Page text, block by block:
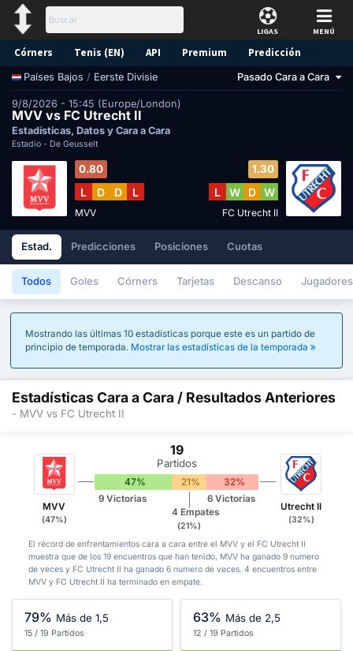
LIGAS MENÚ
Córners Tenis (EN) API Premium Predicción
Países Bajos / Eerste Divisie Pasado Cara a Cara
9/8/2026 - 15:45 (Europe/London)
MVV vs FC Utrecht II
Estadísticas, Datos y Cara a Cara
Estadio - De Geusselt
0.80
L D D L
MVV
1.30
L W D W
FC Utrecht II
Estad. Predicciones Posiciones Cuotas
Todos Goles Córners Tarjetas Descanso Jugadores
Mostrando las últimas 10 estadísticas porque este es un partido de
principio de temporada. Mostrar las estadísticas de la temporada
Estadísticas Cara a Cara / Resultados Anteriores
- MVV vs FC Utrecht II
MVV
(47%)
19
Partidos
47% 21% 32%
9 Victorias
4 Empates
(21%)
6 Victorias
Utrecht II
(32%)
El récord de enfrentamientos cara a cara entre el MVV y el FC Utrecht II
muestra que de los 19 encuentros que han tenido, MVV ha ganado 9 numero
de veces y FC Utrecht II ha ganado 6 numero de veces. 4 encuentros entre
MVV y FC Utrecht II ha terminado en empate.
79% Más de 1,5
15 / 19 Partidos
63% Más de 2,5
12 / 19 Partidos